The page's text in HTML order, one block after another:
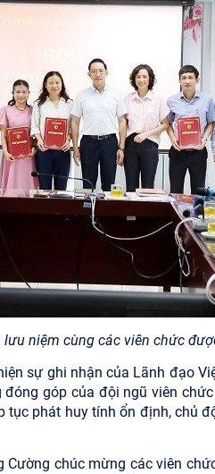
niệm cùng các viên chức
sự ghi nhận của Lãnh đạo
góp của đội ngũ viên
phát huy tính ổn định, chủ
Cường chúc mừng các viên